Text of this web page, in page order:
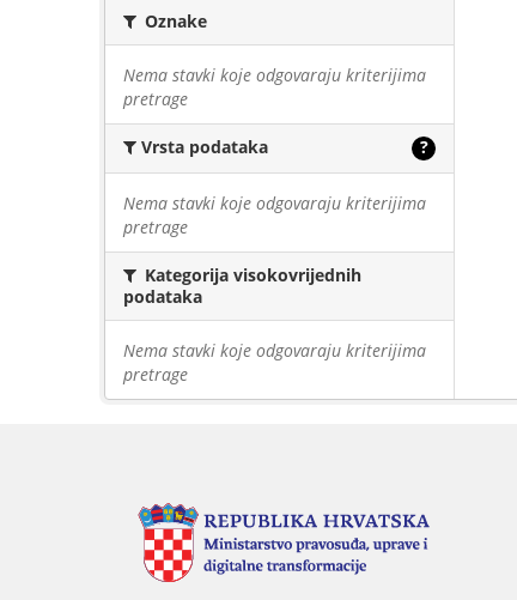
Oznake
Nema stavki koje odgovaraju kriterijima
pretrage
Vrsta podataka ?
Nema stavki koje odgovaraju kriterijima
pretrage
Kategorija visokovrijednih
podataka
Nema stavki koje odgovaraju kriterijima
pretrage